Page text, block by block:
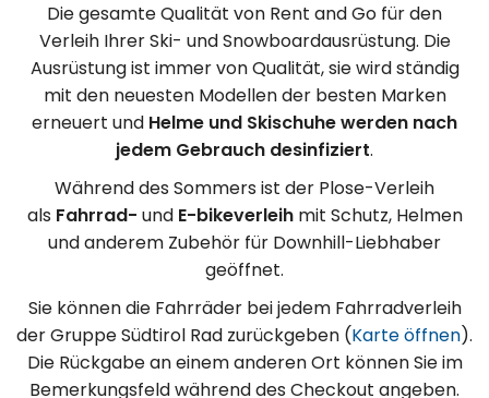
Die gesamte Qualität von Rent and Go für den
Verleih Ihrer Ski- und Snowboardausrüstung. Die
Ausrüstung ist immer von Qualität, sie wird ständig
mit den neuesten Modellen der besten Marken
erneuert und Helme und Skischuhe werden nach
jedem Gebrauch desinfiziert.
Während des Sommers ist der Plose-Verleih
als Fahrrad- und E-bikeverleih mit Schutz, Helmen
und anderem Zubehör für Downhill-Liebhaber
geöffnet.
Sie können die Fahrräder bei jedem Fahrradverleih
der Gruppe Südtirol Rad zurückgeben (Karte öffnen).
Die Rückgabe an einem anderen Ort können Sie im
Bemerkungsfeld während des Checkout angeben.